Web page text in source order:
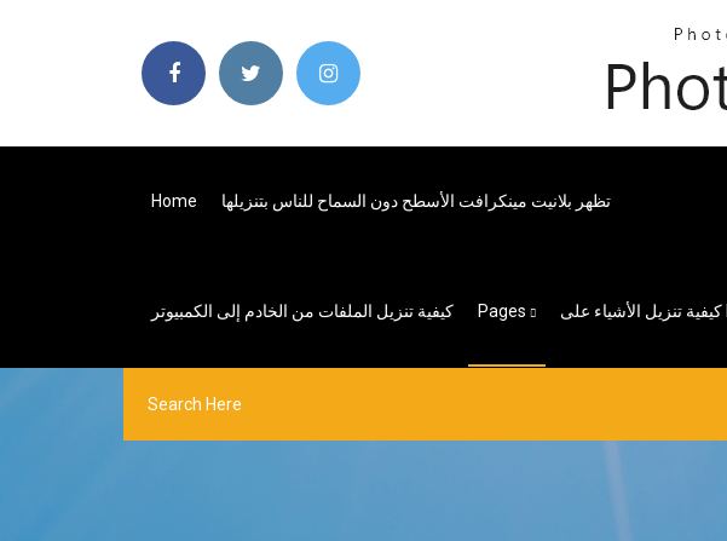
Home تظهر بلانيت مينكرافت الأسطح دون السماح للناس بتنزيلها
كيفية تنزيل الملفات من الخادم إلى الكمبيوتر Pages